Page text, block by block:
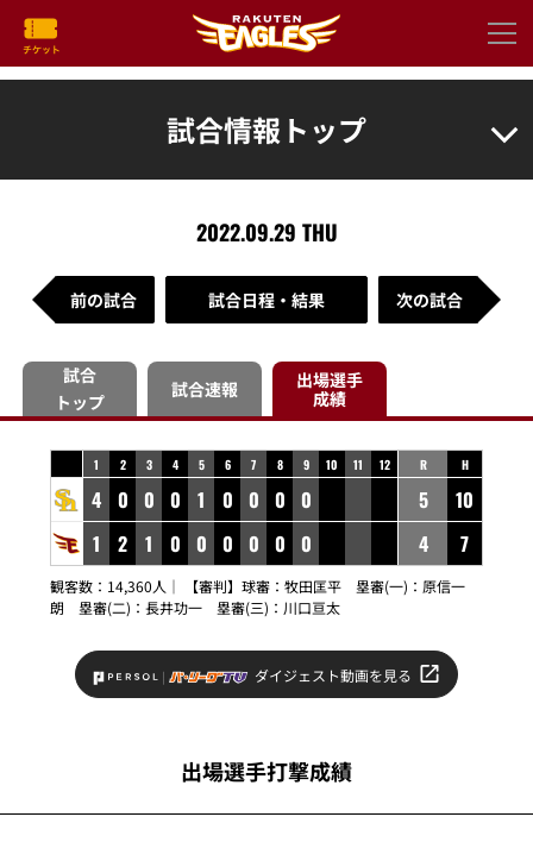
試合情報トップ
2022.09.29 THU
前の試合 試合日程・結果 次の試合
試合
トップ
試合速報
出場選手
成績
1 2 3 4 5 6 7 8 9 10 11 12
4 0 0 0 1 0 0 0 0
1
2 1 0 0 0 0 0 0
R H
5
10
4
7
観客数：14,360人｜ 【審判】球審： 牧田匡平 塁審(一)： 原信一
朗 塁審(二)： 長井功一 塁審(三)： 川口亘太
ダイジェスト動画を見る
出場選手打撃成績